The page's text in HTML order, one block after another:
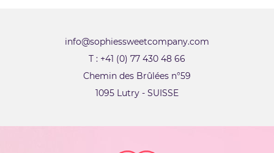
info@sophiessweetcompany.com
T : +41 (0) 77 430 48 66
Chemin des Brûlées n°59
1095 Lutry - SUISSE